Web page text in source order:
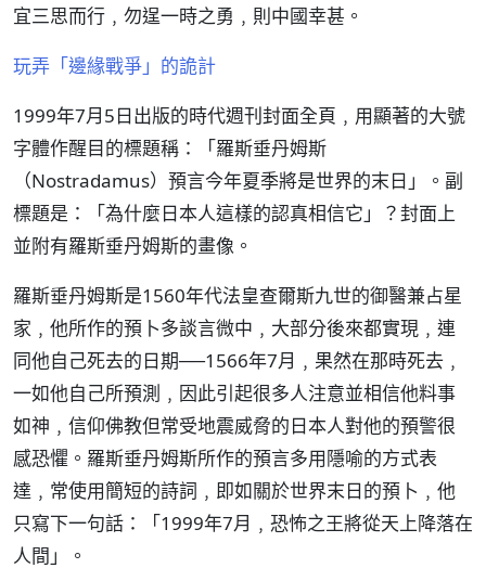
宜三思而行﹐勿逞一時之勇﹐則中國幸甚。
玩弄「邊緣戰爭」的詭計
1999年7月5日出版的時代週刊封面全頁﹐用顯著的大號
字體作醒目的標題稱：「羅斯垂丹姆斯
（Nostradamus）預言今年夏季將是世界的末日」。副
標題是：「為什麼日本人這樣的認真相信它」？封面上
並附有羅斯垂丹姆斯的畫像。
羅斯垂丹姆斯是1560年代法皇查爾斯九世的御醫兼占星
家﹐他所作的預卜多談言微中﹐大部分後來都實現﹐連
同他自己死去的日期──1566年7月﹐果然在那時死去﹐
一如他自己所預測﹐因此引起很多人注意並相信他料事
如神﹐信仰佛教但常受地震威脅的日本人對他的預警很
感恐懼。羅斯垂丹姆斯所作的預言多用隱喻的方式表
達﹐常使用簡短的詩詞﹐即如關於世界末日的預卜﹐他
只寫下一句話：「1999年7月﹐恐怖之王將從天上降落在
人間」。